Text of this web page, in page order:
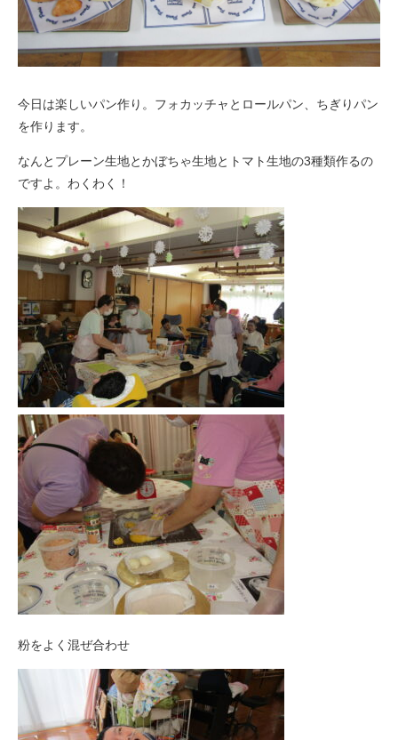
今日は楽しいパン作り。フォカッチャとロールパン、ちぎりパン
を作ります。
なんとプレーン生地とかぼちゃ生地とトマト生地の3種類作るの
ですよ。わくわく！
粉をよく混ぜ合わせ